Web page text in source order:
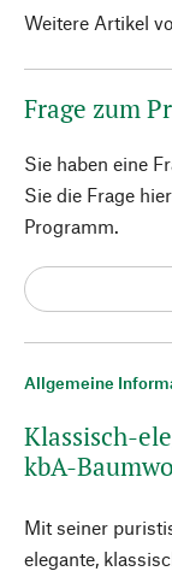
Allgemeine
Klassisch-
kbA-
Mit seiner
elegante,
Weitere Artikel
Frage zum
Sie haben eine
Sie die Frage
Programm.